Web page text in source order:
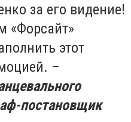
за его видение!
«Форсайт»
этот
–
постановщик